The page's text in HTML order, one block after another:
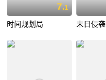
7.1
时间规划局 末日侵袭